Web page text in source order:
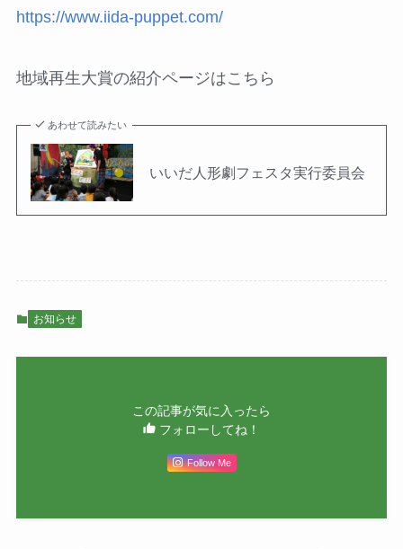
https://www.iida-puppet.com/
地域再生大賞の紹介ページはこちら
あわせて読みたい
いいだ人形劇フェスタ実行委員会
お知らせ
この記事が気に入ったら
フォローしてね！
Follow Me